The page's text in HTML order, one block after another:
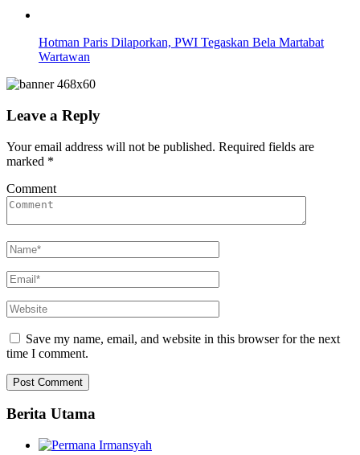
Hotman Paris Dilaporkan, PWI Tegaskan Bela Martabat
Wartawan
Leave a Reply
Your email address will not be published. Required fields are
marked *
Comment
Save my name, email, and website in this browser for the next
time I comment.
Berita Utama